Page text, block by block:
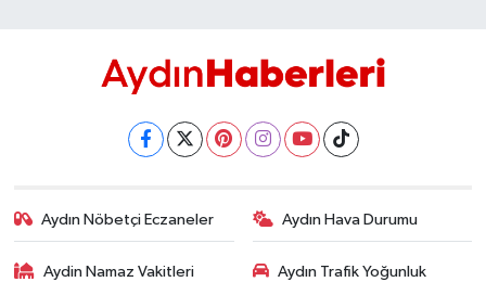
Aydın Nöbetçi Eczaneler Aydın Hava Durumu
Aydin Namaz Vakitleri Aydın Trafik Yoğunluk